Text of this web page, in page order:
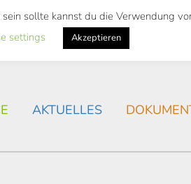
AKTUELLES
AKTUELLES
sollte kannst du die Verwendung
settings Akzeptieren